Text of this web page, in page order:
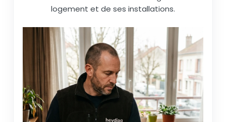
logement et de ses installations.